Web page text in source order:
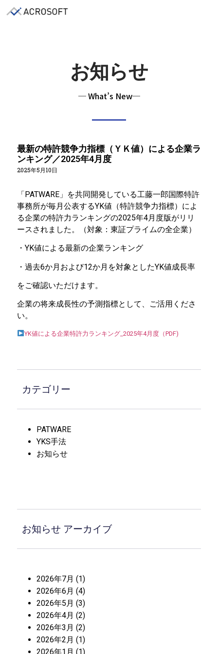
お知らせ
─ What’s New─
最新の特許競争力指標（ＹＫ値）による企業ラ
ンキング／2025年4月度
2025年5月10日
「PATWARE」を共同開発している工藤一郎国際特許
事務所が毎月公表するYK値（特許競争力指標） によ
る企業の特許力ランキングの2025年4月度版がリリ
ースされました。（対象： 東証プライムの全企業）
・YK値による最新の企業ランキング
・過去6か月および12か月を対象としたYK値成長率
をご確認いただけます。
企業の将来成長性の予測指標として、ご活用くださ
い。
YK値による企業特許力ランキング_2025年4月度（PDF)
カテゴリー
PATWARE
YKS手法
お知らせ
お知らせ アーカイブ
2026年7月 (1)
2026年6月 (4)
2026年5月 (3)
2026年4月 (2)
2026年3月 (2)
2026年2月 (1)
2026年1月 (1)